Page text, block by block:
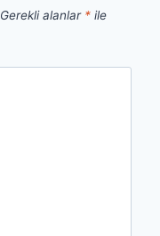
Gerekli alanlar * ile